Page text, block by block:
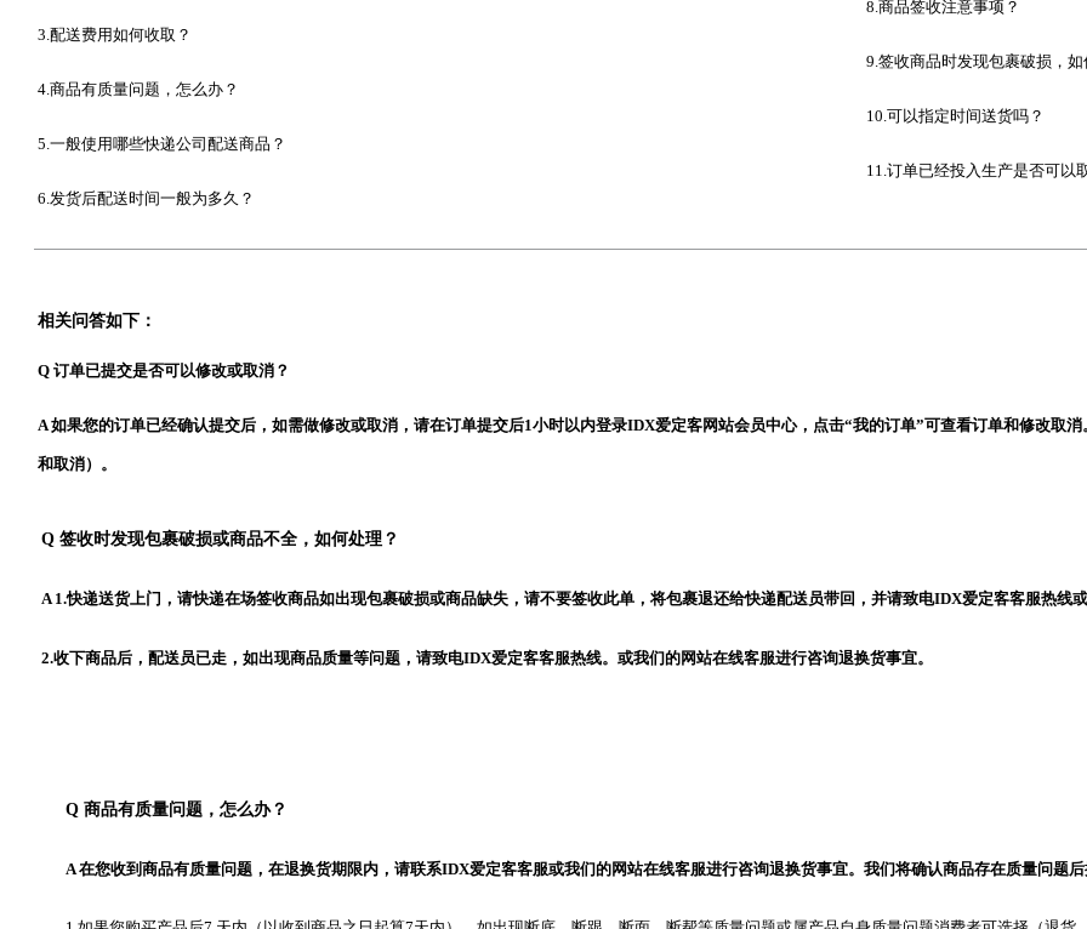
3.配送费用如何收取？
4.商品有质量问题，怎么办？
5.一般使用哪些快递公司配送商品？
6.发货后配送时间一般为多久？
8.商品签收注意事项？
9.签收商品时发现包裹破损，如
10.可以指定时间送货吗？
11.订单已经投入生产是否可以
相关问答如下：
Q 订单已提交是否可以修改或取消？
A 如果您的订单已经确认提交后，如需做修改或取消，请在订单提交后1小时以内登录IDX爱定客网站会员中心，点击“我的订单”可查看订单和修改取
和取消）。
Q 签收时发现包裹破损或商品不全，如何处理？
A 1.快递送货上门，请快递在场签收商品如出现包裹破损或商品缺失，请不要签收此单，将包裹退还给快递配送员带回，并请致电IDX爱定客客服热线
2.收下商品后，配送员已走，如出现商品质量等问题，请致电IDX爱定客客服热线。或我们的网站在线客服进行咨询退换货事宜。
Q 商品有质量问题，怎么办？
A 在您收到商品有质量问题，在退换货期限内，请联系IDX爱定客客服或我们的网站在线客服进行咨询退换货事宜。我们将确认商品存在质量问题后